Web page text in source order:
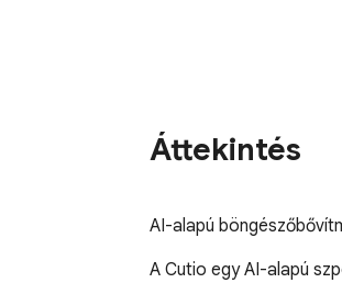
Áttekintés
AI-alapú
A Cutio egy AI-alapú